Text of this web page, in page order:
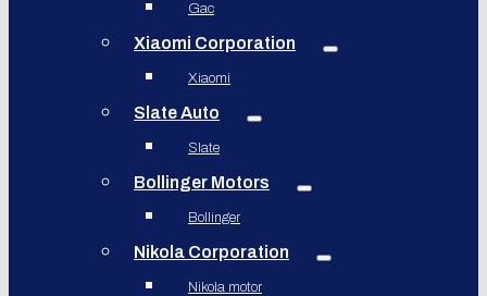
Gac
Xiaomi Corporation
Xiaomi
Slate Auto
Slate
Bollinger Motors
Bollinger
Nikola Corporation
Nikola motor